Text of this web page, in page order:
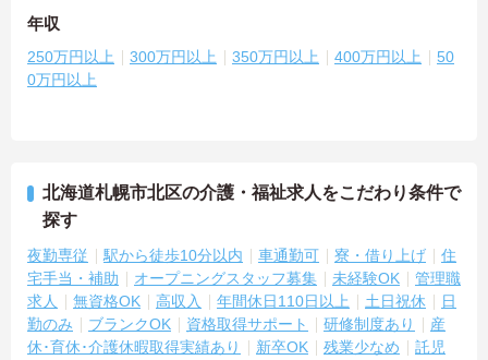
年収
250万円以上 300万円以上 350万円以上 400万円以上
50
0万円以上
北海道札幌市北区の介護・福祉求人をこだわり条件で
探す
夜勤専従 駅から徒歩10分以内 車通勤可 寮・借り上げ
住
宅手当・補助
オープニングスタッフ募集 未経験OK
管理職
求人
無資格OK 高収入 年間休日110日以上 土日祝休
日
勤のみ
ブランクOK 資格取得サポート 研修制度あり
産
休･育休･介護休暇取得実績あり
新卒OK 残業少なめ
託児